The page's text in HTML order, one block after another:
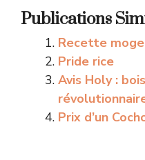
Publications
Recette
Pride rice
Avis Holy :
Prix d’un